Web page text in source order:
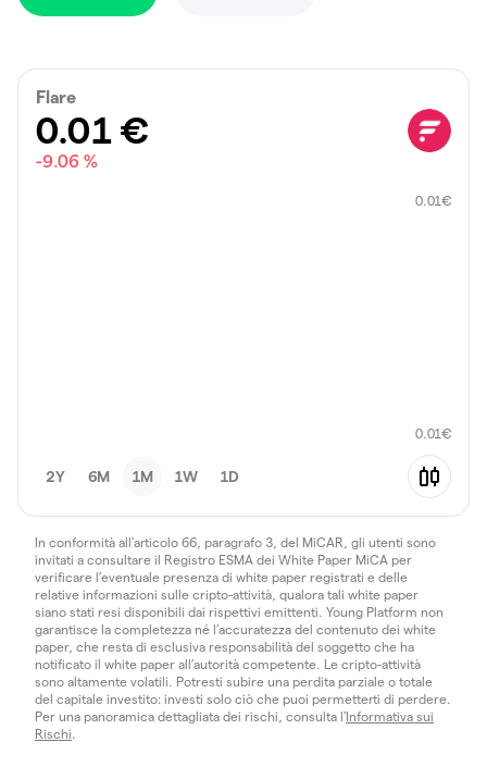
Flare
0.01 €
-9.06 %
0.01€
0.01€
2Y 6M 1M 1W 1D
In conformità all’articolo 66, paragrafo 3, del MiCAR, gli utenti sono
invitati a consultare il Registro ESMA dei White Paper MiCA per
verificare l’eventuale presenza di white paper registrati e delle
relative informazioni sulle cripto-attività, qualora tali white paper
siano stati resi disponibili dai rispettivi emittenti. Young Platform non
garantisce la completezza né l’accuratezza del contenuto dei white
paper, che resta di esclusiva responsabilità del soggetto che ha
notificato il white paper all’autorità competente. Le cripto-attività
sono altamente volatili. Potresti subire una perdita parziale o totale
del capitale investito: investi solo ciò che puoi permetterti di perdere.
Per una panoramica dettagliata dei rischi, consulta l'Informativa sui
Rischi.